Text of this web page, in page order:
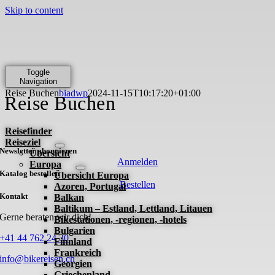
Skip to content
Toggle
Navigation
Reisefinder
Reiseziel
Übersicht
Europa
Übersicht Europa
Azoren, Portugal
Balkan
Baltikum – Estland, Lettland, Litauen
Bikestationen, -regionen, -hotels
Bulgarien
Finnland
Frankreich
Georgien
Reise Buchen
Reise Buchenbiadwp2024-11-15T10:17:20+01:00
Newsletter abonnieren
Anmelden
Katalog bestellen
Bestellen
Kontakt
Gerne beraten wir dich!
+41 44 762 24 30
info@bikereisen.ch